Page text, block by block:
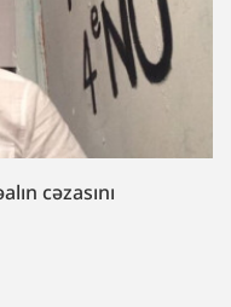
cəzasını